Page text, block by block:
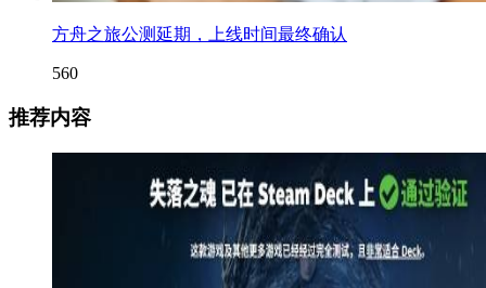
方舟之旅公测延期，上线时间最终确认
560
推荐内容